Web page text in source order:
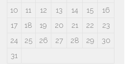
10
11 12 13 14 15
16
17
18 19 20 21 22
23
24
25 26 27 28 29
30
31